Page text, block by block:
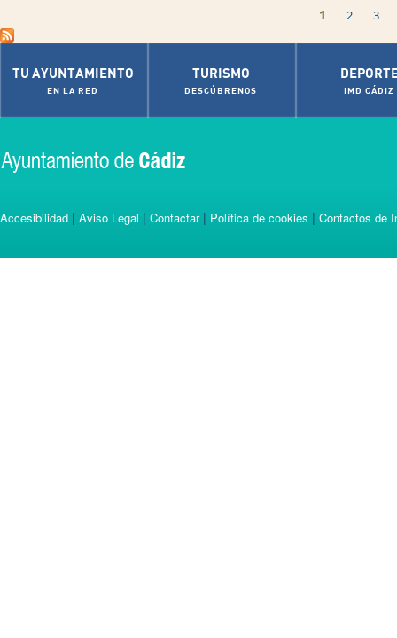
1 2 3
TU AYUNTAMIENTO
EN LA RED
TURISMO
DESCÚBRENOS IMD CÁDIZ
Accesibilidad | Aviso Legal | Contactar| Política de cookies | Contactos de